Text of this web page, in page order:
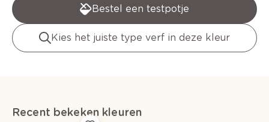
Bestel een testpotje
Kies het juiste type verf in deze kleur
Recent bekeken kleuren